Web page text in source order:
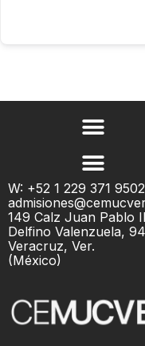
W: +52 1 229 371 9502
149 Calz Juan Pablo
Delfino Valenzuela,
Veracruz, Ver.
(México)